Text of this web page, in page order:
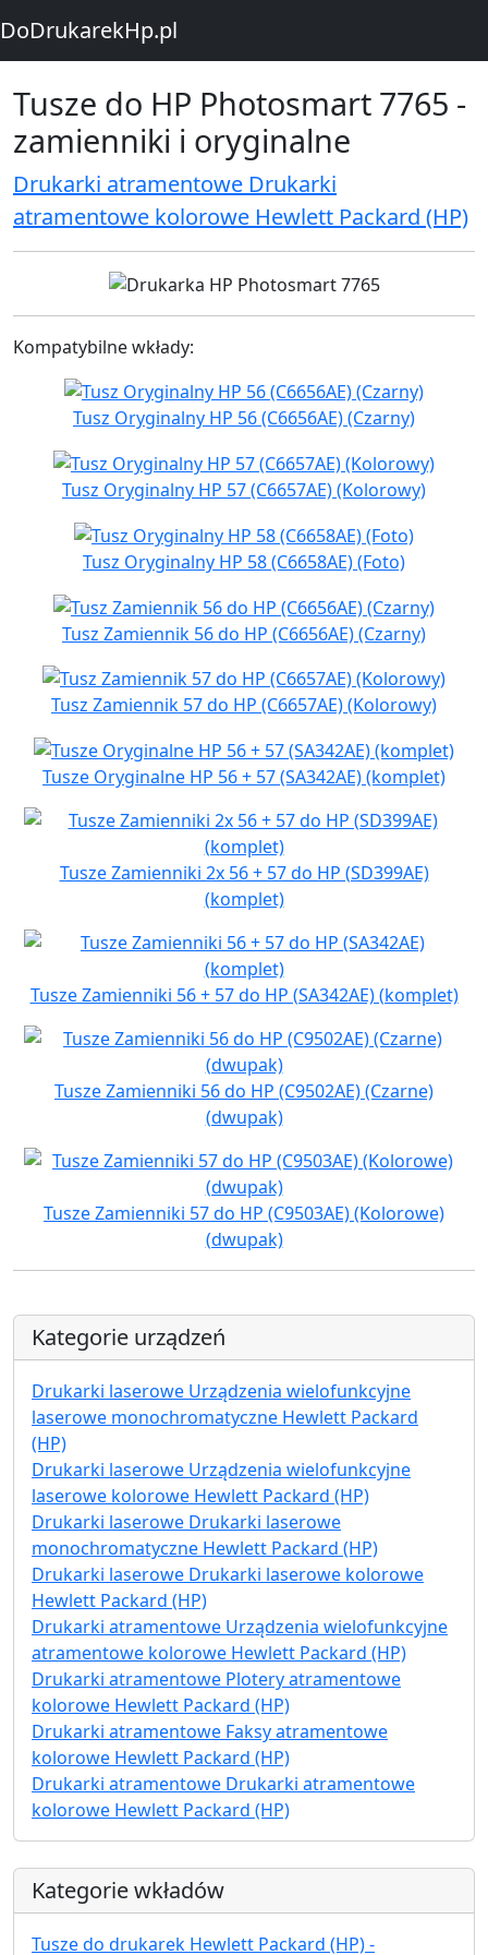
DoDrukarekHp.pl
Tusze do HP Photosmart 7765 -
zamienniki i oryginalne
Drukarki atramentowe Drukarki
atramentowe kolorowe Hewlett Packard (HP)
Kompatybilne wkłady:
Tusz Oryginalny HP 56 (C6656AE) (Czarny)
Tusz Oryginalny HP 57 (C6657AE) (Kolorowy)
Tusz Oryginalny HP 58 (C6658AE) (Foto)
Tusz Zamiennik 56 do HP (C6656AE) (Czarny)
Tusz Zamiennik 57 do HP (C6657AE) (Kolorowy)
Tusze Oryginalne HP 56 + 57 (SA342AE) (komplet)
Tusze Zamienniki 2x 56 + 57 do HP (SD399AE)
(komplet)
Tusze Zamienniki 56 + 57 do HP (SA342AE) (komplet)
Tusze Zamienniki 56 do HP (C9502AE) (Czarne)
(dwupak)
Tusze Zamienniki 57 do HP (C9503AE) (Kolorowe)
(dwupak)
Kategorie urządzeń
Drukarki laserowe Urządzenia wielofunkcyjne
laserowe monochromatyczne Hewlett Packard
(HP)
Drukarki laserowe Urządzenia wielofunkcyjne
laserowe kolorowe Hewlett Packard (HP)
Drukarki laserowe Drukarki laserowe
monochromatyczne Hewlett Packard (HP)
Drukarki laserowe Drukarki laserowe kolorowe
Hewlett Packard (HP)
Drukarki atramentowe Urządzenia wielofunkcyjne
atramentowe kolorowe Hewlett Packard (HP)
Drukarki atramentowe Plotery atramentowe
kolorowe Hewlett Packard (HP)
Drukarki atramentowe Faksy atramentowe
kolorowe Hewlett Packard (HP)
Drukarki atramentowe Drukarki atramentowe
kolorowe Hewlett Packard (HP)
Kategorie wkładów
Tusze do drukarek Hewlett Packard (HP) -